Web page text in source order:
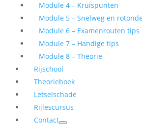
Module 4 – Kruispunten
Module 5 – Snelweg en rotonde
Module 6 – Examenrouten tips
Module 7 – Handige tips
Module 8 – Theorie
Rijschool
Theorieboek
Letselschade
Rijlescursus
Contact